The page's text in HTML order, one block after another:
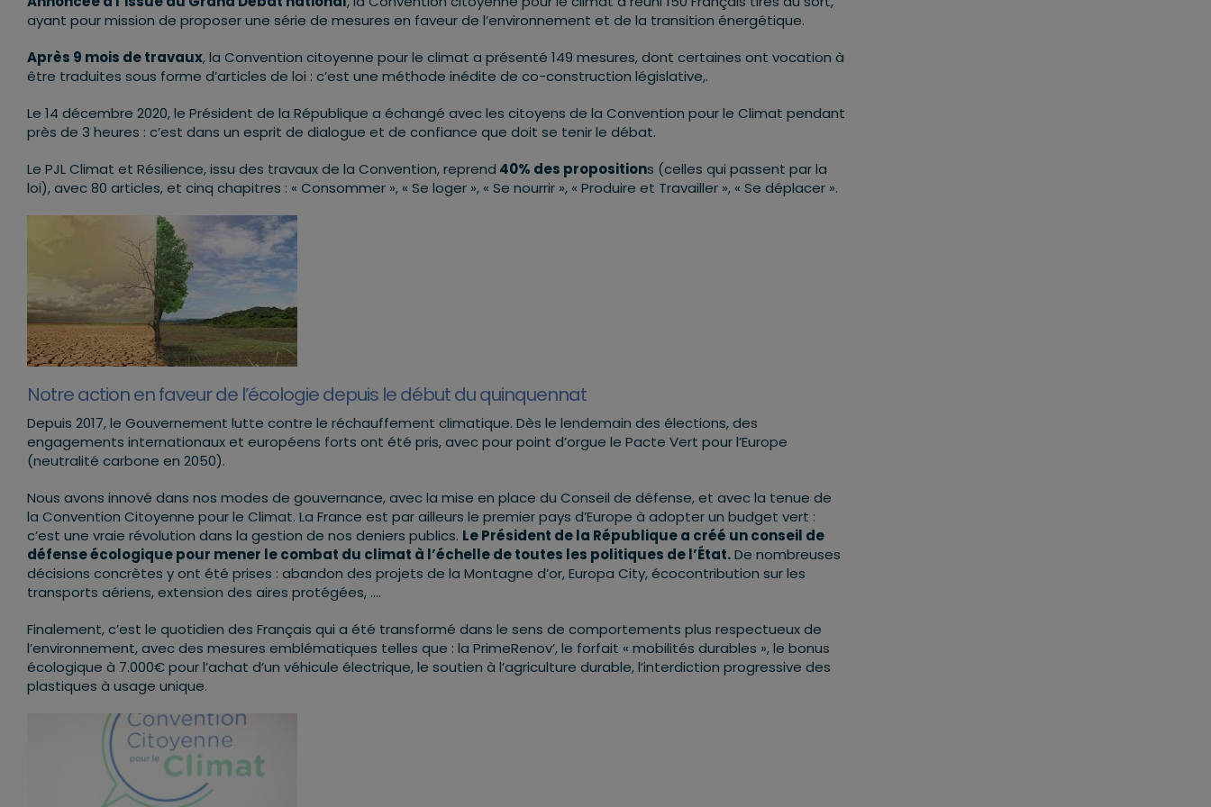
ayant pour mission de proposer une série de mesures en faveur de l’environnement et de la transition énergétique.
Après 9 mois de travaux, la Convention citoyenne pour le climat a présenté 149 mesures, dont certaines ont vocation à
être traduites sous forme d’articles de loi : c’est une méthode inédite de co-construction législative,.
Le 14 décembre 2020, le Président de la République a échangé avec les citoyens de la Convention pour le Climat pendant
près de 3 heures : c’est dans un esprit de dialogue et de confiance que doit se tenir le débat.
Le PJL Climat et Résilience, issu des travaux de la Convention, reprend 40% des propositions (celles qui passent par la
loi), avec 80 articles, et cinq chapitres : « Consommer », « Se loger », « Se nourrir », « Produire et Travailler », « Se déplacer ».
Notre action en faveur de l’écologiedepuis le début du quinquennat
Depuis 2017, le Gouvernement lutte contre le réchauffement climatique. Dès le lendemain des élections, des
engagements internationaux et européens forts ont été pris, avec pour point d’orgue le Pacte Vert pour l’Europe
(neutralité carbone en 2050).
Nous avons innové dans nos modes de gouvernance, avec la mise en place du Conseil de défense, et avec la tenue de
la Convention Citoyenne pour le Climat. La France est par ailleurs le premier pays d’Europe à adopter un budget vert :
c’est une vraie révolution dans la gestion de nos deniers publics. Le Président de la République a créé un conseil de
défense écologique pour mener le combat du climat à l’échelle de toutes les politiques del’État.De nombreuses
décisions concrètes y ont été prises : abandon des projets de la Montagne d’or, Europa City, écocontribution sur les
transports aériens, extension des aires protégées, ….
Finalement, c’est le quotidien des Français qui a été transformé dans le sens de comportements plus respectueux de
l’environnement, avec des mesures emblématiques telles que : la PrimeRenov’, le forfait « mobilités durables », le bonus
écologique à 7.000€ pour l’achat d’un véhicule électrique, le soutien à l’agriculture durable, l’interdiction progressive des
plastiques à usage unique.